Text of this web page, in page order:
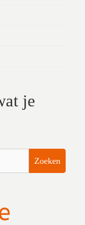
je
Zoeken